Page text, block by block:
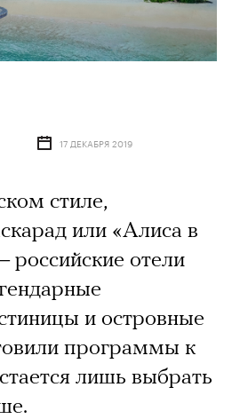
17 ДЕКАБРЯ 2019
стиле,
или «Алиса в
российские отели
и островные
программы к
лишь выбрать